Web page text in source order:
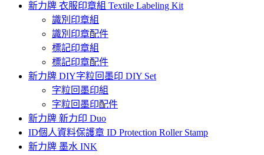
新力牌 衣服印章組 Textile Labeling Kit
識別印章組
識別印章配件
標記印章組
標記印章配件
新力牌 DIY字粒回墨印 DIY Set
字粒回墨印組
字粒回墨印配件
新力牌 新力印 Duo
ID個人資料保護章 ID Protection Roller Stamp
新力牌 墨水 INK